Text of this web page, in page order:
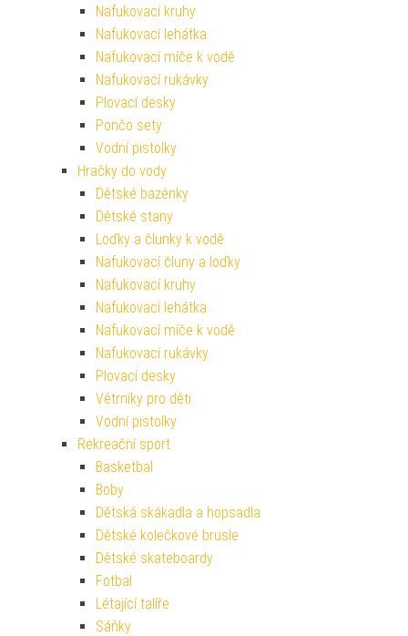
Nafukovací kruhy
Nafukovací lehátka
Nafukovací míče k vodě
Nafukovací rukávky
Plovací desky
Pončo sety
Vodní pistolky
Hračky do vody
Dětské bazénky
Dětské stany
Loďky a člunky k vodě
Nafukovací čluny a loďky
Nafukovací kruhy
Nafukovací lehátka
Nafukovací míče k vodě
Nafukovací rukávky
Plovací desky
Větrníky pro děti
Vodní pistolky
Rekreační sport
Basketbal
Boby
Dětská skákadla a hopsadla
Dětské kolečkové brusle
Dětské skateboardy
Fotbal
Létající talíře
Sáňky